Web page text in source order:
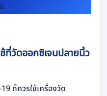
ที่วัดออกซิเจนปลายนิ้ว
ก็ควรใช้เครื่องวัด